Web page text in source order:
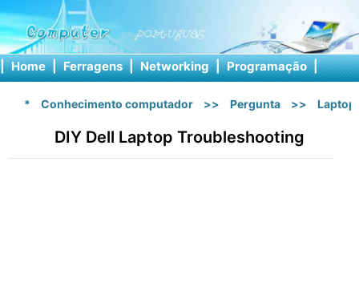
| Home | Ferragens | Networking | Programação |
* Conhecimento computador >> Pergunta >> Laptop
DIY Dell Laptop Troubleshooting